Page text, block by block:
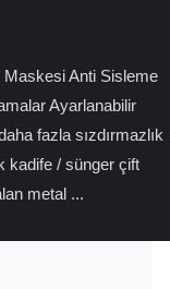
Maskesi Anti Sisleme
Ayarlanabilir
fazla sızdırmazlık
kadife / sünger çift
metal ...